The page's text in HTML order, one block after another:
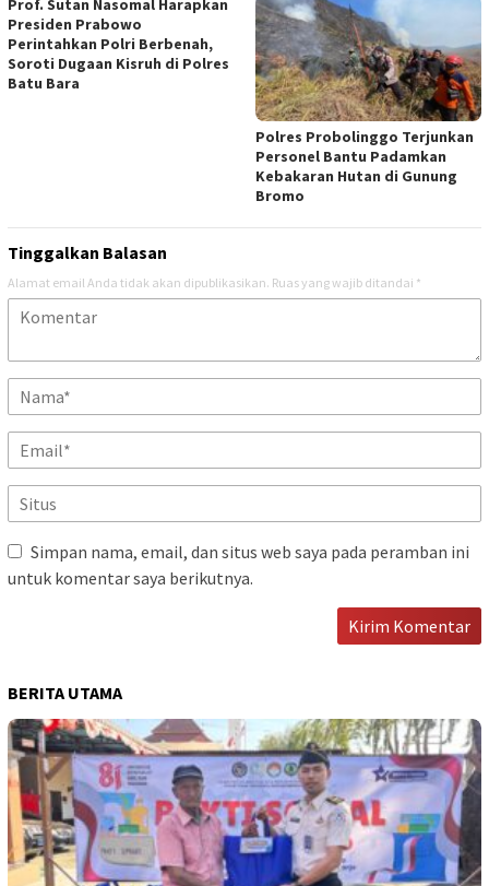
Prof. Sutan Nasomal Harapkan
Presiden Prabowo
Perintahkan Polri Berbenah,
Soroti Dugaan Kisruh di Polres
Batu Bara
Polres Probolinggo Terjunkan
Personel Bantu Padamkan
Kebakaran Hutan di Gunung
Bromo
Tinggalkan Balasan
Alamat email Anda tidak akan dipublikasikan. Ruas yang wajib ditandai *
Simpan nama, email, dan situs web saya pada peramban ini
untuk komentar saya berikutnya.
BERITA UTAMA